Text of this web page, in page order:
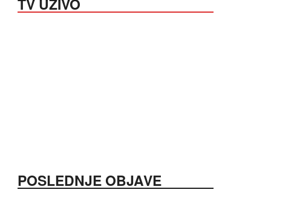
TV UŽIVO
POSLEDNJE OBJAVE